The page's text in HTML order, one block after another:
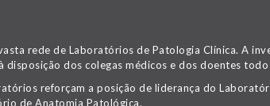
rede de Laboratórios de Patologia Clínica. A
dos colegas médicos e dos doentes todo
reforçam a posição de liderança do
de Anatomia Patológica.